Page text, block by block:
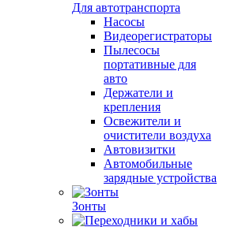
Для автотранспорта
Насосы
Видеорегистраторы
Пылесосы
портативные для
авто
Держатели и
крепления
Освежители и
очистители воздуха
Автовизитки
Автомобильные
зарядные устройства
Зонты